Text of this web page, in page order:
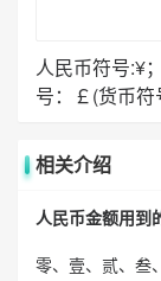
人民币符号:¥
号：￡(货币
相关介绍
人民币金额用到
零、壹、贰、叁